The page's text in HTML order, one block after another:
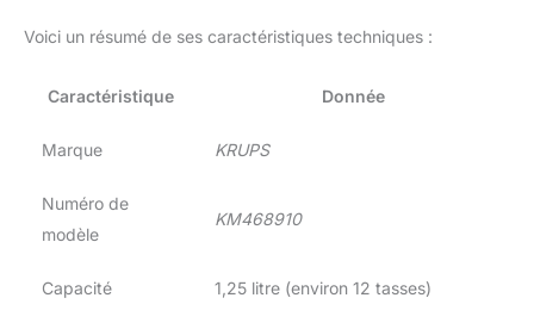
Voici un résumé de ses caractéristiques techniques :
Caractéristique Donnée
Marque KRUPS
Numéro de
modèle
KM468910
Capacité 1,25 litre (environ 12 tasses)